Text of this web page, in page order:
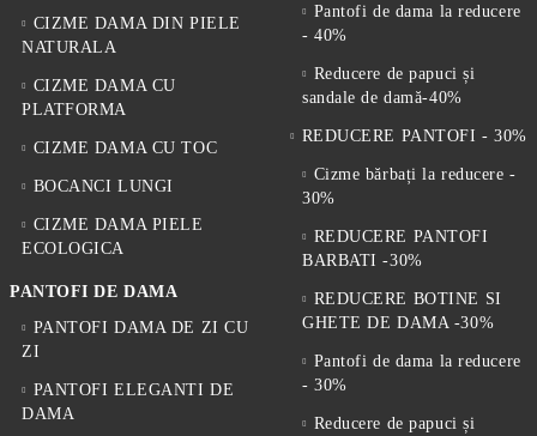
CIZME DAMA DIN PIELE
NATURALA
CIZME DAMA CU
PLATFORMA
CIZME DAMA CU TOC
BOCANCI LUNGI
CIZME DAMA PIELE
ECOLOGICA
PANTOFI DE DAMA
PANTOFI DAMA DE ZI CU
ZI
PANTOFI ELEGANTI DE
DAMA
Pantofi de dama la reducere
- 40%
Reducere de papuci și
sandale de damă-40%
REDUCERE PANTOFI - 30%
Cizme bărbați la reducere -
30%
REDUCERE PANTOFI
BARBATI -30%
REDUCERE BOTINE SI
GHETE DE DAMA -30%
Pantofi de dama la reducere
- 30%
Reducere de papuci și